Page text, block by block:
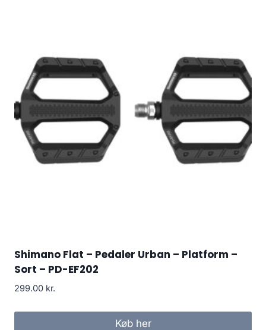
Shimano Flat – Pedaler Urban – Platform –
Sort – PD-EF202
299.00 kr.
Køb her